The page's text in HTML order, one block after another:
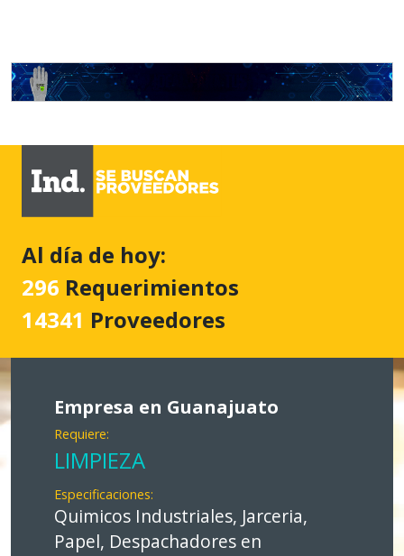
Al día de hoy:
296 Requerimientos
14341 Proveedores
Empresa en Guanajuato
Requiere:
LIMPIEZA
Especificaciones:
Quimicos Industriales, Jarceria,
Papel, Despachadores en